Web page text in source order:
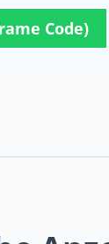
Code)